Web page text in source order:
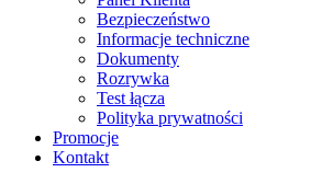
Bezpieczeństwo
Informacje techniczne
Dokumenty
Rozrywka
Test łącza
Polityka prywatności
Promocje
Kontakt